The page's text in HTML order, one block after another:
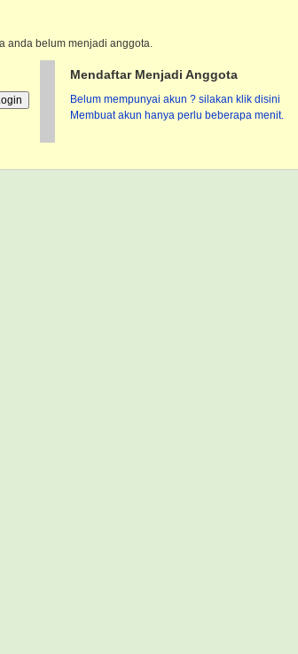
anda belum menjadi anggota.
Mendaftar Menjadi Anggota
Belum mempunyai akun ? silakan klik disini
Membuat akun hanya perlu beberapa menit.